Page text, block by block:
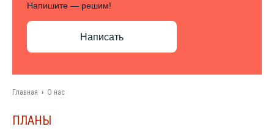
Напишите — решим!
Написать
Главная › О нас
ПЛАНЫ